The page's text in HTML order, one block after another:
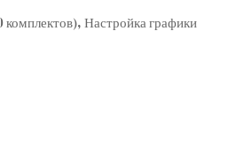
Настройка графики